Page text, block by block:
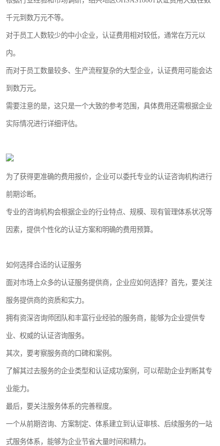
千元到数万元不等。
对于员工人数较少的中小企业，认证费用相对较低，通常在万元以
内。
而对于员工数量较多、生产流程复杂的大型企业，认证费用可能会达
到数万元。
需要注意的是，这只是一个大致的参考范围，具体费用还需根据企业
实际情况进行详细评估。
为了获得更准确的费用报价，企业可以委托专业的认证咨询机构进行
前期诊断。
专业的咨询机构会根据企业的行业特点、规模、现有管理体系状况等
因素，提供个性化的认证方案和明确的费用预算。
如何选择合适的认证服务
面对市场上众多的认证服务提供商，企业应如何选择？首先，要关注
服务提供商的资质和实力。
拥有资深咨询师团队和丰富行业经验的服务商，能够为企业提供专
业、权威的认证咨询服务。
其次，要考察服务商的口碑和案例。
了解其过去服务的企业类型和认证成功案例，可以帮助企业判断其专
业能力。
最后，要关注服务体系的完善程度。
一个从前期咨询、方案制定、体系建立到认证审核、后续服务的一站
式服务体系，能够为企业节省大量时间和精力。